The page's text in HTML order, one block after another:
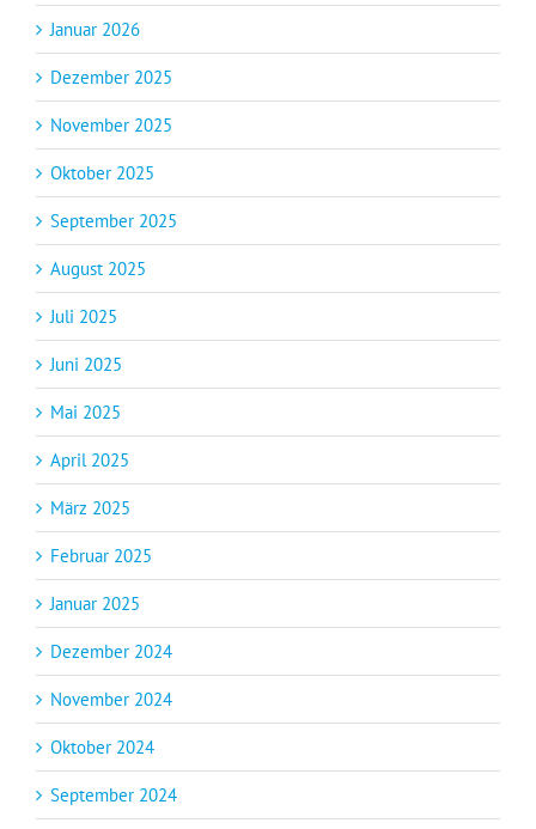
Januar 2026
Dezember 2025
November 2025
Oktober 2025
September 2025
August 2025
Juli 2025
Juni 2025
Mai 2025
April 2025
März 2025
Februar 2025
Januar 2025
Dezember 2024
November 2024
Oktober 2024
September 2024